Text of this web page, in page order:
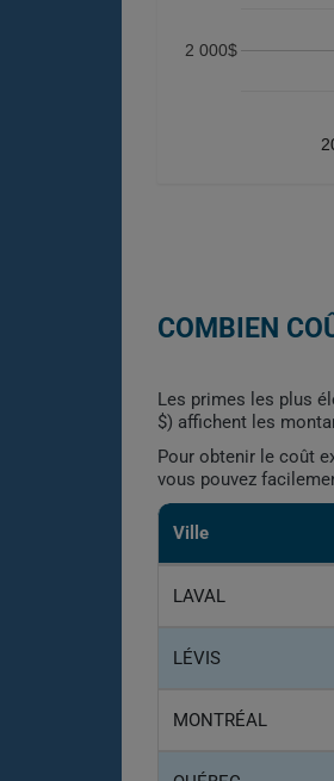
2 000$
COMBIEN
Les primes les plus
$) affichent les
Pour obtenir le coût
vous pouvez
Ville
LAVAL
LÉVIS
MONTRÉAL